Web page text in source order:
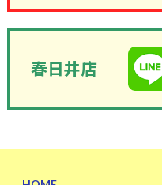
春日井店